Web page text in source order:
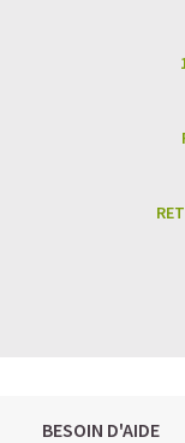
BESOIN D'AIDE